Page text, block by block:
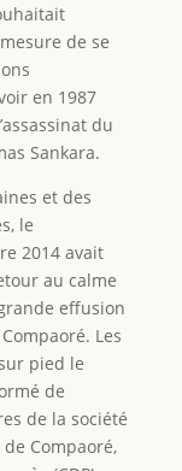
de se
en 1987
du
Sankara.
et des
le
2014 avait
au calme
effusion
Les
pied le
de
de la société
Compaoré,